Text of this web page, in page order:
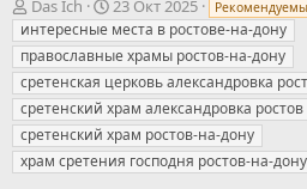
А
в
т
о
р
т
е
м
ы
Das Ich
Д
а
т
а
н
а
ч
а
л
23 Окт 2025
интересные места в ростове-на-дону
православные храмы ростов-на-дону
сретенская церковь александровка
сретенский храм александровка ростов
сретенский храм ростов-на-дону
храм сретения господня ростов-на-дону